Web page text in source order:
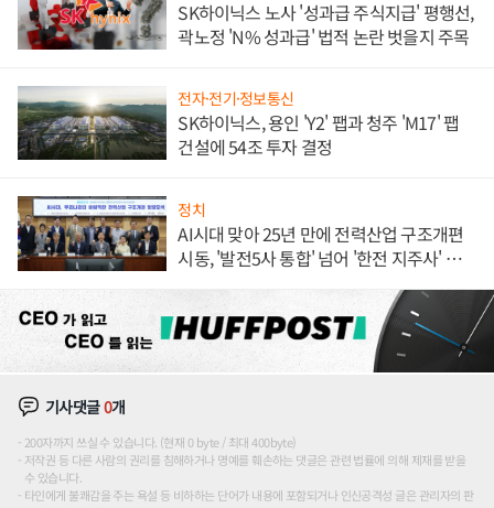
SK하이닉스 노사 '성과급 주식지급' 평행선,
곽노정 'N% 성과급' 법적 논란 벗을지 주목
전자·전기·정보통신
SK하이닉스, 용인 'Y2' 팹과 청주 'M17' 팹
건설에 54조 투자 결정
정치
AI시대 맞아 25년 만에 전력산업 구조개편
시동, '발전5사 통합' 넘어 '한전 지주사' 재편
기사댓글0개
200자까지 쓰실 수 있습니다. (현재 0 byte / 최대 400byte)
저작권 등 다른 사람의 권리를 침해하거나 명예를 훼손하는 댓글은 관련 법률에 의해 제재를 받을
수 있습니다.
타인에게 불쾌감을 주는 욕설 등 비하하는 단어가 내용에 포함되거나 인신공격성 글은 관리자의 판